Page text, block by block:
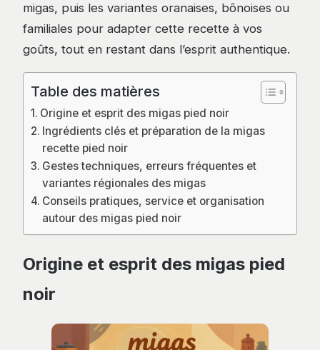
migas, puis les variantes oranaises, bônoises ou
familiales pour adapter cette recette à vos
goûts, tout en restant dans l’esprit authentique.
Table des matières
Origine et esprit des migas pied noir
Ingrédients clés et préparation de la migas
recette pied noir
Gestes techniques, erreurs fréquentes et
variantes régionales des migas
Conseils pratiques, service et organisation
autour des migas pied noir
Origine et esprit des migas pied
noir